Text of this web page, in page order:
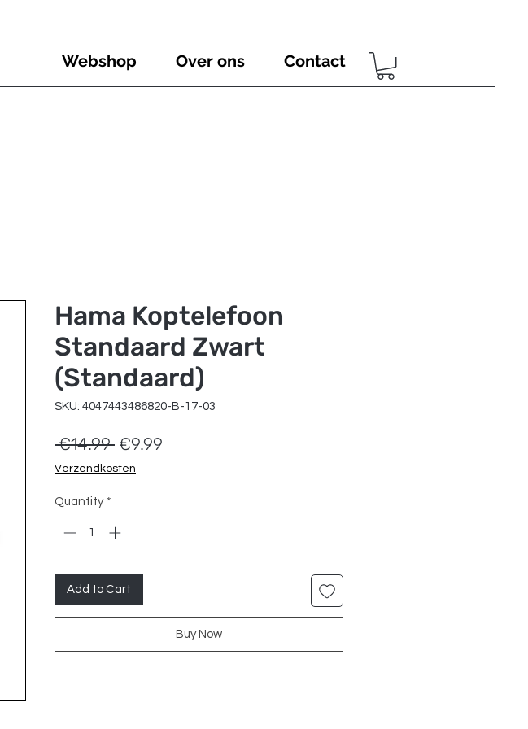
Webshop Over ons Contact
Hama Koptelefoon
Standaard Zwart
(Standaard)
SKU: 4047443486820-B-17-03
€14.99 Regular
Price
€9.99
Verzendkosten
Quantity *
Add to Cart
Buy Now